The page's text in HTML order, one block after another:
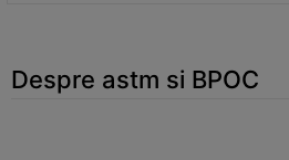
Despre astm si BPOC